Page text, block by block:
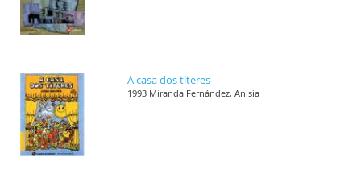
A casa dos títeres
1993 Miranda Fernández, Anisia